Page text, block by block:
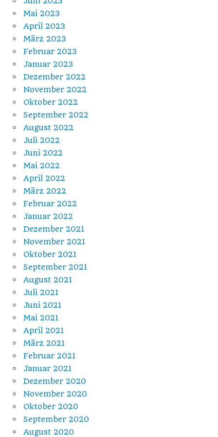
Mai 2023
April 2023
März 2023
Februar 2023
Januar 2023
Dezember 2022
November 2022
Oktober 2022
September 2022
August 2022
Juli 2022
Juni 2022
Mai 2022
April 2022
März 2022
Februar 2022
Januar 2022
Dezember 2021
November 2021
Oktober 2021
September 2021
August 2021
Juli 2021
Juni 2021
Mai 2021
April 2021
März 2021
Februar 2021
Januar 2021
Dezember 2020
November 2020
Oktober 2020
September 2020
August 2020